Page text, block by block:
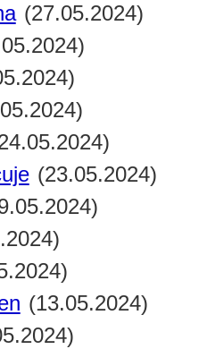
(27.05.2024)
(23.05.2024)
(13.05.2024)